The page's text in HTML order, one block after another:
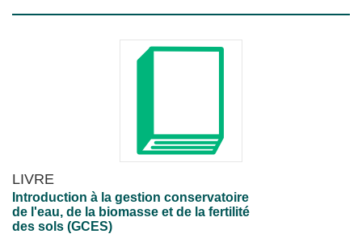
LIVRE
Introduction à la gestion conservatoire
de l'eau, de la biomasse et de la fertilité
des sols (GCES)